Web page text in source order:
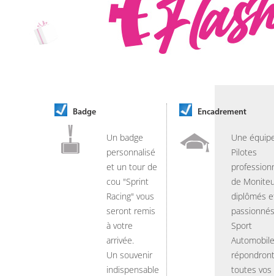
Badge
Un badge
personnalisé
et un tour de
cou "Sprint
Racing" vous
seront remis
à votre
arrivée.
Un souvenir
indispensable
Encadrement
Une
Pilotes
de
diplômés
Sport
Automobile
toutes vos